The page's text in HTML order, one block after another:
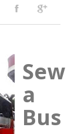
Sew
a
Bus